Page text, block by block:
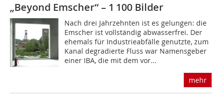
„Beyond Emscher“ – 1 100 Bilder
Nach drei Jahrzehnten ist es gelungen: die
Emscher ist vollständig abwasserfrei. Der
ehemals für Industrieabfälle genutzte, zum
Kanal degradierte Fluss war Namensgeber
einer IBA, die mit dem vor...
mehr